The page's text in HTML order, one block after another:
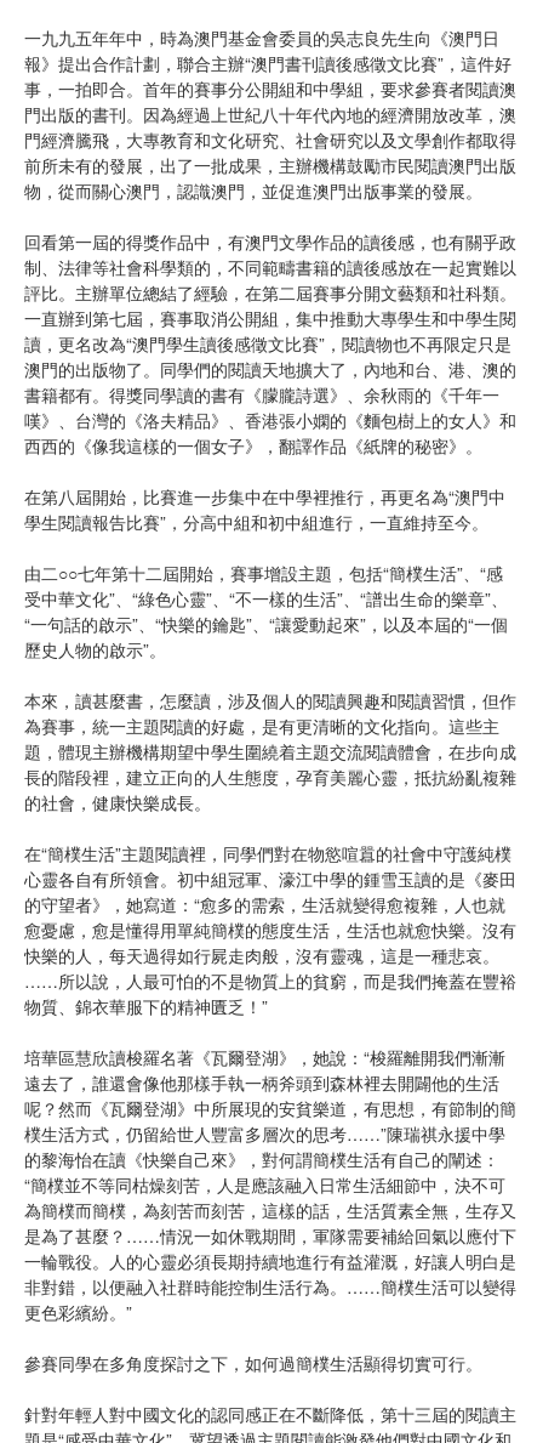
一九九五年年中，時為澳門基金會委員的吳志良先生向《澳門日
報》提出合作計劃，聯合主辦“澳門書刊讀後感徵文比賽”，這件好
事，一拍即合。首年的賽事分公開組和中學組，要求參賽者閱讀澳
門出版的書刊。因為經過上世紀八十年代內地的經濟開放改革，澳
門經濟騰飛，大專教育和文化研究、社會研究以及文學創作都取得
前所未有的發展，出了一批成果，主辦機構鼓勵市民閱讀澳門出版
物，從而關心澳門，認識澳門，並促進澳門出版事業的發展。
回看第一屆的得獎作品中，有澳門文學作品的讀後感，也有關乎政
制、法律等社會科學類的，不同範疇書籍的讀後感放在一起實難以
評比。主辦單位總結了經驗，在第二屆賽事分開文藝類和社科類。
一直辦到第七屆，賽事取消公開組，集中推動大專學生和中學生閱
讀，更名改為“澳門學生讀後感徵文比賽”，閱讀物也不再限定只是
澳門的出版物了。同學們的閱讀天地擴大了，內地和台、港、澳的
書籍都有。得獎同學讀的書有《朦朧詩選》、余秋雨的《千年一
嘆》、台灣的《洛夫精品》、香港張小嫻的《麵包樹上的女人》和
西西的《像我這樣的一個女子》，翻譯作品《紙牌的秘密》。
在第八屆開始，比賽進一步集中在中學裡推行，再更名為“澳門中
學生閱讀報告比賽”，分高中組和初中組進行，一直維持至今。
由二○○七年第十二屆開始，賽事增設主題，包括“簡樸生活”、“感
受中華文化”、“綠色心靈”、“不一樣的生活”、“譜出生命的樂章”、
“一句話的啟示”、“快樂的鑰匙”、“讓愛動起來”，以及本屆的“一個
歷史人物的啟示”。
本來，讀甚麼書，怎麼讀，涉及個人的閱讀興趣和閱讀習慣，但作
為賽事，統一主題閱讀的好處，是有更清晰的文化指向。這些主
題，體現主辦機構期望中學生圍繞着主題交流閱讀體會，在步向成
長的階段裡，建立正向的人生態度，孕育美麗心靈，抵抗紛亂複雜
的社會，健康快樂成長。
在“簡樸生活”主題閱讀裡，同學們對在物慾喧囂的社會中守護純樸
心靈各自有所領會。初中組冠軍、濠江中學的鍾雪玉讀的是《麥田
的守望者》，她寫道：“愈多的需索，生活就變得愈複雜，人也就
愈憂慮，愈是懂得用單純簡樸的態度生活，生活也就愈快樂。沒有
快樂的人，每天過得如行屍走肉般，沒有靈魂，這是一種悲哀。
……所以說，人最可怕的不是物質上的貧窮，而是我們掩蓋在豐裕
物質、錦衣華服下的精神匱乏！”
培華區慧欣讀梭羅名著《瓦爾登湖》，她說：“梭羅離開我們漸漸
遠去了，誰還會像他那樣手執一柄斧頭到森林裡去開闢他的生活
呢？然而《瓦爾登湖》中所展現的安貧樂道，有思想，有節制的簡
樸生活方式，仍留給世人豐富多層次的思考……”陳瑞祺永援中學
的黎海怡在讀《快樂自己來》，對何謂簡樸生活有自己的闡述：
“簡樸並不等同枯燥刻苦，人是應該融入日常生活細節中，決不可
為簡樸而簡樸，為刻苦而刻苦，這樣的話，生活質素全無，生存又
是為了甚麼？……情況一如休戰期間，軍隊需要補給回氣以應付下
一輪戰役。人的心靈必須長期持續地進行有益灌溉，好讓人明白是
非對錯，以便融入社群時能控制生活行為。……簡樸生活可以變得
更色彩繽紛。”
參賽同學在多角度探討之下，如何過簡樸生活顯得切實可行。
針對年輕人對中國文化的認同感正在不斷降低，第十三屆的閱讀主